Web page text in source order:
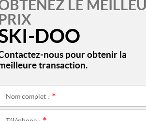
LE
DOO
nous pour obtenir la
transaction.
Nom complet :